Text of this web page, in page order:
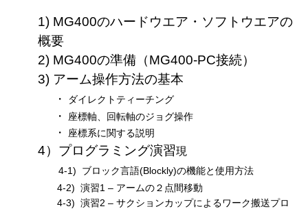
1) MG400のハードウエア・ソフトウエアの
概要
2) MG400の準備（MG400-PC接続）
3) アーム操作方法の基本
・ ダイレクトティーチング
・ 座標軸、回転軸のジョグ操作
・ 座標系に関する説明
4）プログラミング演習現
4-1) ブロック言語(Blockly)の機能と使用方法
4-2) 演習1 – アームの２点間移動
4-3) 演習2 – サクションカップによるワーク搬送プロ